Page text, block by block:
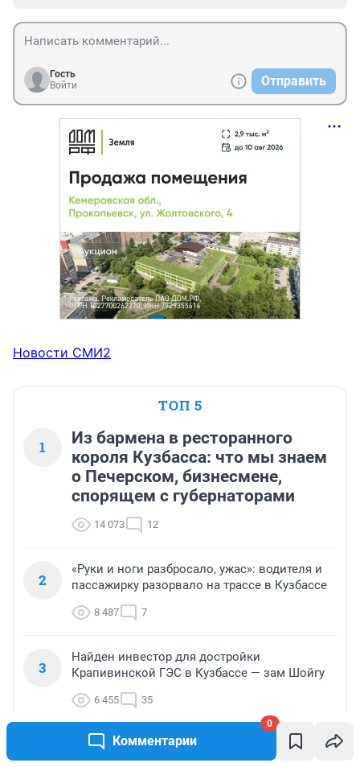
Комментарии
0
Гость
Войти
Отправить
Новости СМИ2
ТОП 5
1
Из бармена в ресторанного
короля Кузбасса: что мы знаем
о Печерском, бизнесмене,
спорящем с губернаторами
14 073 12
2
«Руки и ноги разбросало, ужас»: водителя и
пассажирку разорвало на трассе в Кузбассе
8 487 7
3
Найден инвестор для достройки
Крапивинской ГЭС в Кузбассе — зам Шойгу
6 455 35
Какой район Новокузнецка самый лучший
для жизни — опрос